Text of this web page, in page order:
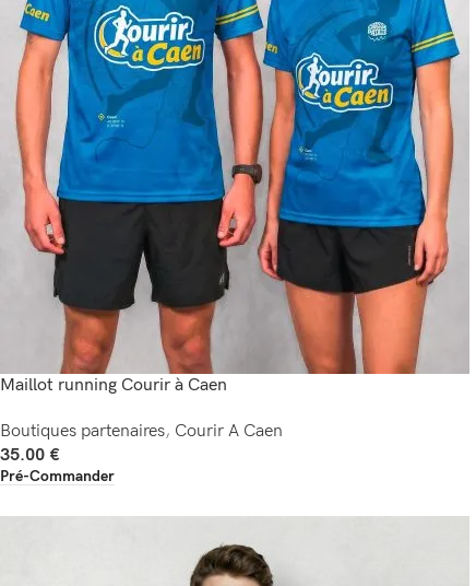
Maillot running Courir à Caen
Boutiques partenaires, Courir A Caen
35.00 €
Pré-Commander